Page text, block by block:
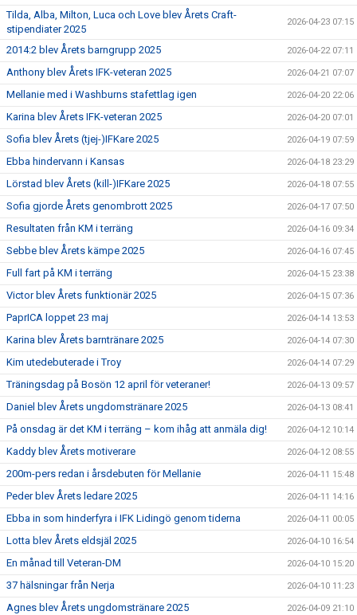
Tilda, Alba, Milton, Luca och Love blev Årets Craft-
stipendiater 2025
2026-04-23 07:15
2014:2 blev Årets barngrupp 2025 2026-04-22 07:11
Anthony blev Årets IFK-veteran 2025 2026-04-21 07:07
Mellanie med i Washburns stafettlag igen 2026-04-20 22:06
Karina blev Årets IFK-veteran 2025 2026-04-20 07:01
Sofia blev Årets (tjej-)IFKare 2025 2026-04-19 07:59
Ebba hindervann i Kansas 2026-04-18 23:29
Lörstad blev Årets (kill-)IFKare 2025 2026-04-18 07:55
Sofia gjorde Årets genombrott 2025 2026-04-17 07:50
Resultaten från KM i terräng 2026-04-16 09:34
Sebbe blev Årets kämpe 2025 2026-04-16 07:45
Full fart på KM i terräng 2026-04-15 23:38
Victor blev Årets funktionär 2025 2026-04-15 07:36
PaprICA loppet 23 maj 2026-04-14 13:53
Karina blev Årets barntränare 2025 2026-04-14 07:30
Kim utedebuterade i Troy 2026-04-14 07:29
Träningsdag på Bosön 12 april för veteraner! 2026-04-13 09:57
Daniel blev Årets ungdomstränare 2025 2026-04-13 08:41
På onsdag är det KM i terräng – kom ihåg att anmäla dig! 2026-04-12 10:14
Kaddy blev Årets motiverare 2026-04-12 08:55
200m-pers redan i årsdebuten för Mellanie 2026-04-11 15:48
Peder blev Årets ledare 2025 2026-04-11 14:16
Ebba in som hinderfyra i IFK Lidingö genom tiderna 2026-04-11 00:05
Lotta blev Årets eldsjäl 2025 2026-04-10 16:54
En månad till Veteran-DM 2026-04-10 15:20
37 hälsningar från Nerja 2026-04-10 11:23
Agnes blev Årets ungdomstränare 2025 2026-04-09 21:10